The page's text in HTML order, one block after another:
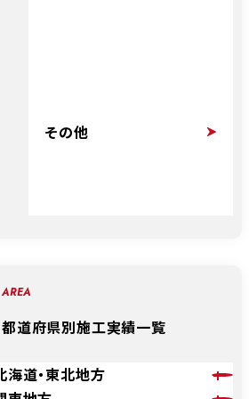
その他
AREA
都道府県別施工実績一覧
海道・東北地方